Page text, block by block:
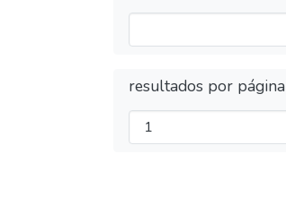
resultados por página